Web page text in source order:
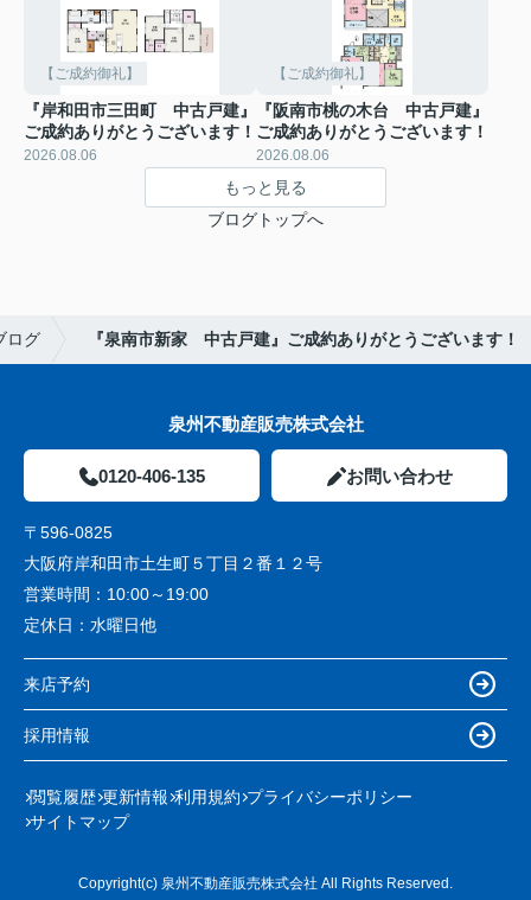
【ご成約御礼】
『岸和田市三田町 中古戸建』
ご成約ありがとうございます！
2026.08.06
【ご成約御礼】
『阪南市桃の木台 中古戸建』
ご成約ありがとうございます！
2026.08.06
もっと見る
ブログトップへ
ログ 『泉南市新家 中古戸建』ご成約ありがとうございます！
泉州不動産販売株式会社
0120-406-135 お問い合わせ
〒596-0825
大阪府岸和田市土生町５丁目２番１２号
営業時間： 10:00～19:00
定休日： 水曜日他
来店予約
採用情報
閲覧履歴 更新情報 利用規約 プライバシーポリシー
サイトマップ
Copyright(c) 泉州不動産販売株式会社 All Rights Reserved.